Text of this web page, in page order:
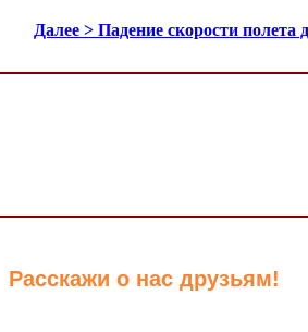
Далее > Падение скорости полета
Расскажи о нас друзьям!